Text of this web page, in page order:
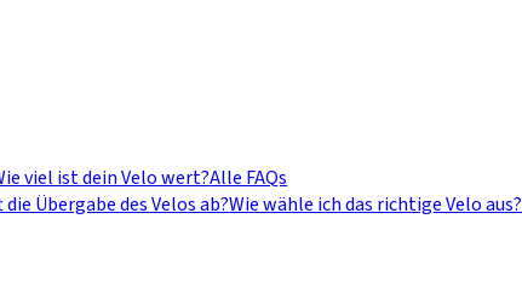
viel ist dein Velo wert?Alle FAQs
die Übergabe des Velos ab?Wie wähle ich das richtige Velo aus?